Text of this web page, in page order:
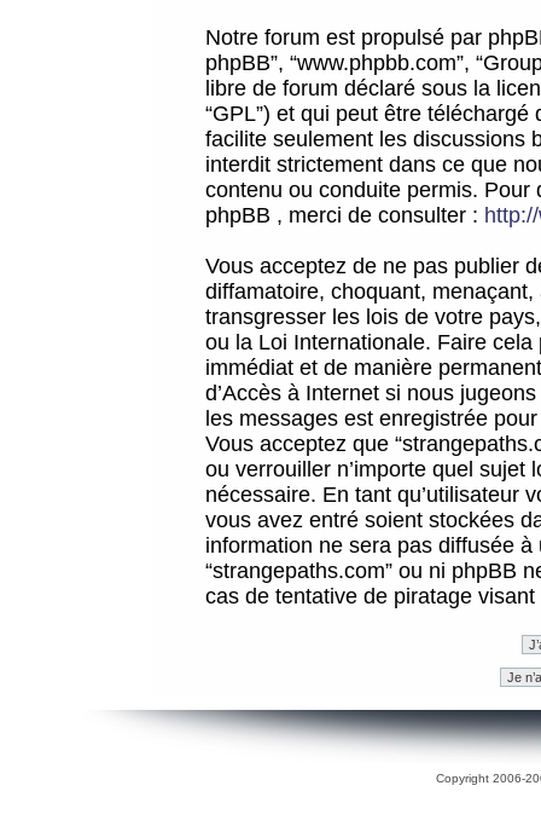
Notre forum est propulsé par
phpBB”, “www.phpbb.com”,
libre de forum déclaré sous la
“GPL”) et qui peut être téléchargé
facilite seulement les discussions
interdit strictement dans ce que
contenu ou conduite permis.
phpBB , merci de consulter :
Vous acceptez de ne pas publier
diffamatoire, choquant,
transgresser les lois de votre
ou la Loi Internationale. Faire
immédiat et de manière
d’Accès à Internet si nous
les messages est enregistrée
Vous acceptez que
ou verrouiller n’importe quel sujet
nécessaire. En tant qu’utilisateur
vous avez entré soient stockées
information ne sera pas diffusée
“strangepaths.com” ou ni phpBB
cas de tentative de piratage
Copyright 2006-